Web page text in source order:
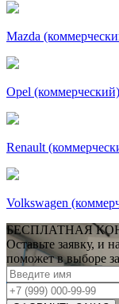
Mazda
Opel (коммерческий)
Renault
Volkswagen
БЕСПЛАТНАЯ
Оставьте заявку, и
поможет в выборе